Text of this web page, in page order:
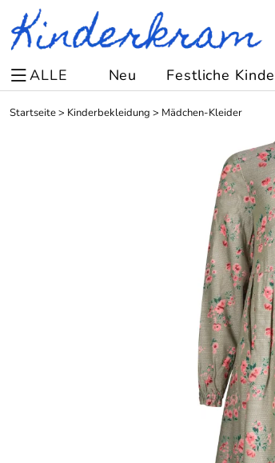
ALLE Neu Festliche
Startseite> Kinderbekleidung > Mädchen-Kleider